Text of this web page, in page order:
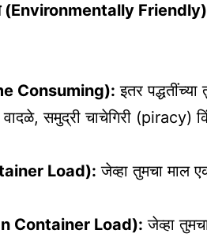
(Environmentally
Consuming): इतर
वादळे, समुद्री चाचेगिरी (piracy)
Load): जेव्हा तुमचा माल
Container Load): जेव्हा